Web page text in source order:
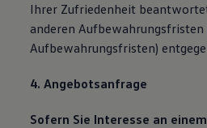
Ihrer Zufriedenheit
anderen Aufbewahrungsfristen
Aufbewahrungsfristen)
4. Angebotsanfrage
Sofern Sie Interesse an